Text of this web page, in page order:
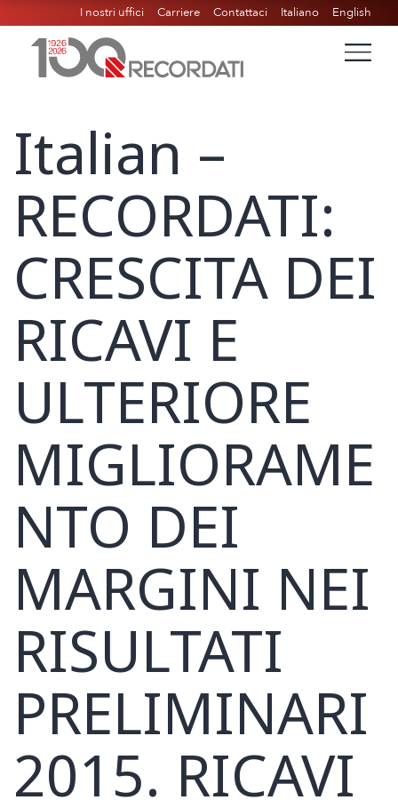
I nostri uffici Carriere Contattaci Italiano English
Italian –
RECORDATI:
CRESCITA DEI
RICAVI E
ULTERIORE
MIGLIORAME
NTO DEI
MARGINI NEI
RISULTATI
PRELIMINARI
2015. RICAVI